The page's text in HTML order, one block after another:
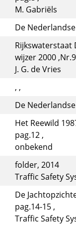
M. Gabriëls
De Nederlandse
Rijkswaterstaat
wijzer 2000
J. G. de Vries
, ,
De Nederlandse
Het Reewild
pag.12 ,
onbekend
folder, 2014
Traffic Safety
De
pag.14-15 ,
Traffic Safety